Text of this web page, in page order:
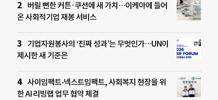
버릴 뻔한 커튼·쿠션에 새 가치…이케아에 들어
온 사회적기업 재봉 서비스
기업자원봉사의 ‘진짜 성과’는 무엇인가…UN이
제시한 새 기준은
사이임팩트-넥스트임팩트, 사회복지 현장을 위
한 AI 리빙랩 업무 협약 체결